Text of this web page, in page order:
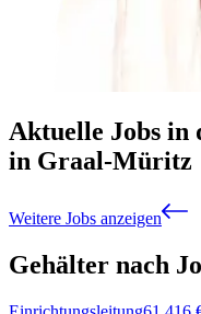
Aktuelle Jobs in
in Graal-Müritz
Weitere Jobs anzeigen
Gehälter nach